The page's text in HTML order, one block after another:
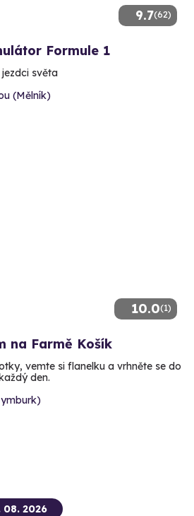
9.7(62)
Formule 1
světa
(Mělník)
10.0(1)
na Farmě Košík
vemte si flanelku a vrhněte se do
den.
08. 2026